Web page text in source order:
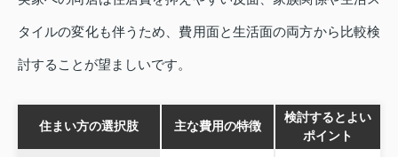
タイルの変化も伴うため、費用面と生活面の両方から比較検
討することが望ましいです。
住まい方の選択肢 主な費用の特徴
検討するとよい
ポイント